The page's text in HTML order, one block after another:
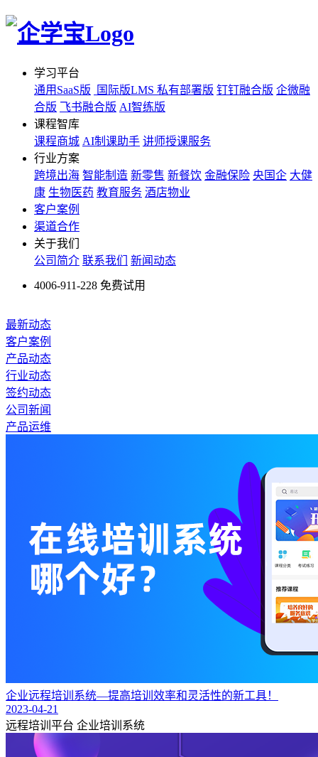
学习平台
通用SaaS版
国际版LMS 私有部署版 钉钉融合版 企微融
合版 飞书融合版 AI智练版
课程智库
课程商城 AI制课助手 讲师授课服务
行业方案
跨境出海 智能制造 新零售 新餐饮 金融保险 央国企 大健
康 生物医药 教育服务 酒店物业
客户案例
渠道合作
关于我们
公司简介 联系我们 新闻动态
4006-911-228 免费试用
最新动态
客户案例
产品动态
行业动态
签约动态
公司新闻
产品运维
企业远程培训系统—提高培训效率和灵活性的新工具！
2023-04-21
远程培训平台 企业培训系统